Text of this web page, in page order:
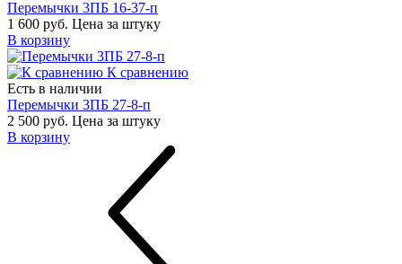
Перемычки 3ПБ 16-37-п
1 600 руб. Цена за штуку
В корзину
К сравнению
Есть в наличии
Перемычки 3ПБ 27-8-п
2 500 руб. Цена за штуку
В корзину